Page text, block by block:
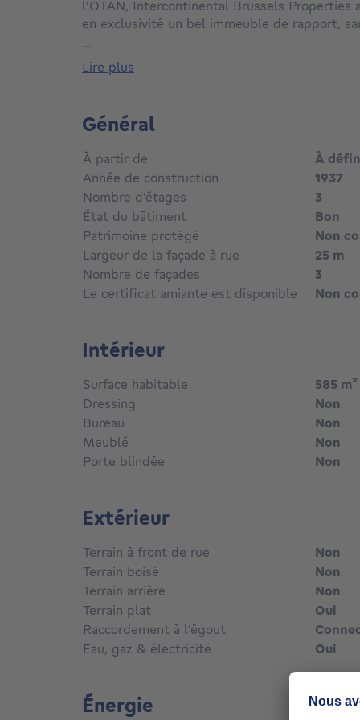
l'OTAN, Intercontinental Brussels Properties
en exclusivité un bel immeuble de rapport,
Chaque étage est composé de 2
appartements offrent une surface de +/- 78
par le commerçant (bail de 9 ans renouvelé
appartements sont occupés (baux de courtes
Chaudières individuelles. Chauffage au gaz.
ans. Plans disponibles. RU 2022 disponibles
: 'terrasses en façade arrière fermées, mur
(+/- 30 ans), nbre chambres modifié ds
entre E+ à G. Rendement locatif +/- 6586 €/
1981 €/mois commerce. Doubles vitrages
données à titre informatif. Participation
d'agence. Annonce non contractuelle. Infos et
-0498/880.881
Annonce non contractuelle, non opposable, et
...
lire plus
Général
À partir de
À
Année de construction
1937
Nombre d'étages
3
État du bâtiment
Bon
Patrimoine protégé
Non
Largeur de la façade à rue
25 m
Nombre de façades
3
Le certificat amiante est disponible
Non
Intérieur
Surface habitable 585 m²
Dressing
Non
Bureau
Non
Meublé
Non
Porte blindée
Non
Extérieur
Terrain à front de rue
Non
Terrain boisé
Non
Terrain arrière
Non
Terrain plat
Oui
Raccordement à l'égout
Eau, gaz & électricité
Oui
Énergie